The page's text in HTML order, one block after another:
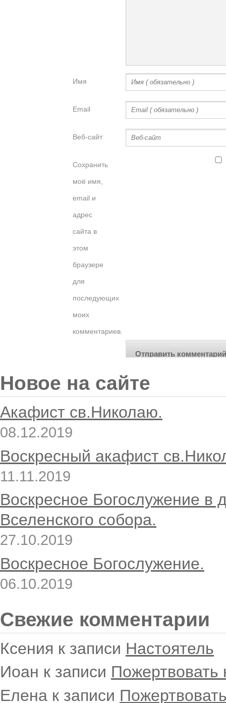
Имя
Email
Веб-сайт
Сохранить
моё имя,
email и
адрес
сайта в
этом
браузере
для
последующих
моих
комментариев.
Новое на сайте
Акафист св.Николаю.
08.12.2019
Воскресный акафист
11.11.2019
Воскресное Богослужение в
Вселенского собора.
27.10.2019
Воскресное Богослужение.
06.10.2019
Свежие комментарии
Ксения к записи Настоятель
Иоан к записи Пожертвовать
Елена к записи